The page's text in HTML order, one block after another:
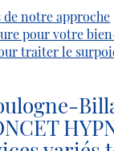
de notre approche
pour votre
traiter le